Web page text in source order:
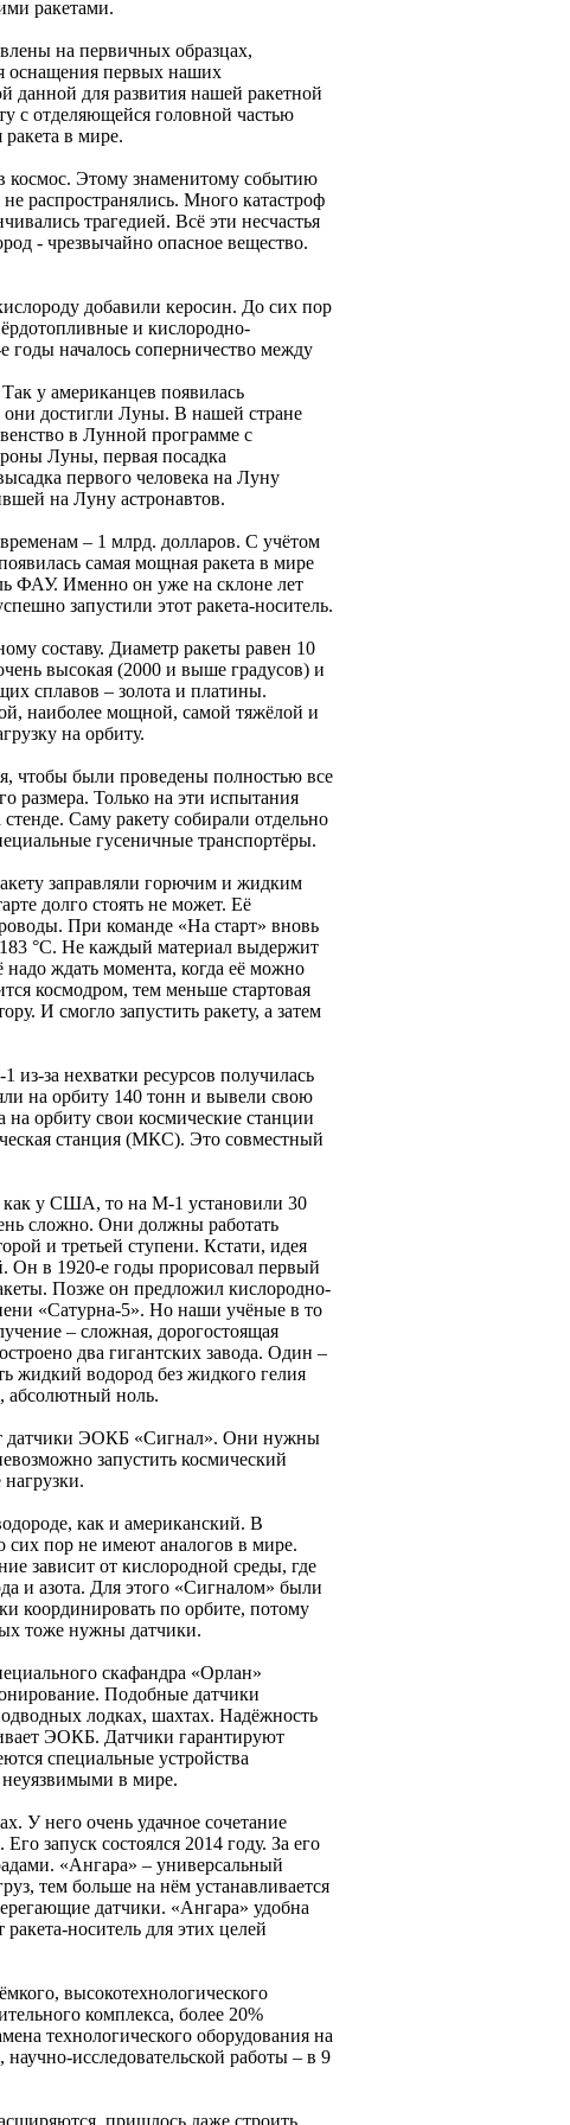
ракетами.
на первичных образцах,
оснащения первых наших
данной для развития нашей ракетной
с отделяющейся головной частью
в мире.
космос. Этому знаменитому событию
распространялись. Много катастроф
трагедией. Всё эти несчастья
- чрезвычайно опасное вещество.
добавили керосин. До сих пор
и кислородно-
годы началось соперничество между
у американцев появилась
они достигли Луны. В нашей стране
в Лунной программе с
Луны, первая посадка
первого человека на Луну
на Луну астронавтов.
– 1 млрд. долларов. С учётом
самая мощная ракета в мире
ФАУ. Именно он уже на склоне лет
запустили этот ракета-носитель.
составу. Диаметр ракеты равен 10
высокая (2000 и выше градусов) и
сплавов – золота и платины.
наиболее мощной, самой тяжёлой и
на орбиту.
чтобы были проведены полностью все
размера. Только на эти испытания
Саму ракету собирали отдельно
гусеничные транспортёры.
заправляли горючим и жидким
долго стоять не может. Её
При команде «На старт» вновь
°С. Не каждый материал выдержит
надо ждать момента, когда её можно
космодром, тем меньше стартовая
И смогло запустить ракету, а затем
из-за нехватки ресурсов получилась
на орбиту 140 тонн и вывели свою
орбиту свои космические станции
станция (МКС). Это совместный
как у США, то на М-1 установили 30
сложно. Они должны работать
и третьей ступени. Кстати, идея
Он в 1920-е годы прорисовал первый
Позже он предложил кислородно-
«Сатурна-5». Но наши учёные в то
– сложная, дорогостоящая
два гигантских завода. Один –
жидкий водород без жидкого гелия
абсолютный ноль.
датчики ЭОКБ «Сигнал». Они нужны
запустить космический
как и американский. В
сих пор не имеют аналогов в мире.
зависит от кислородной среды, где
и азота. Для этого «Сигналом» были
координировать по орбите, потому
тоже нужны датчики.
скафандра «Орлан»
Подобные датчики
лодках, шахтах. Надёжность
ЭОКБ. Датчики гарантируют
специальные устройства
в мире.
У него очень удачное сочетание
запуск состоялся 2014 году. За его
«Ангара» – универсальный
тем больше на нём устанавливается
датчики. «Ангара» удобна
носитель для этих целей
высокотехнологического
комплекса, более 20%
технологического оборудования на
исследовательской работы – в 9
пришлось даже строить